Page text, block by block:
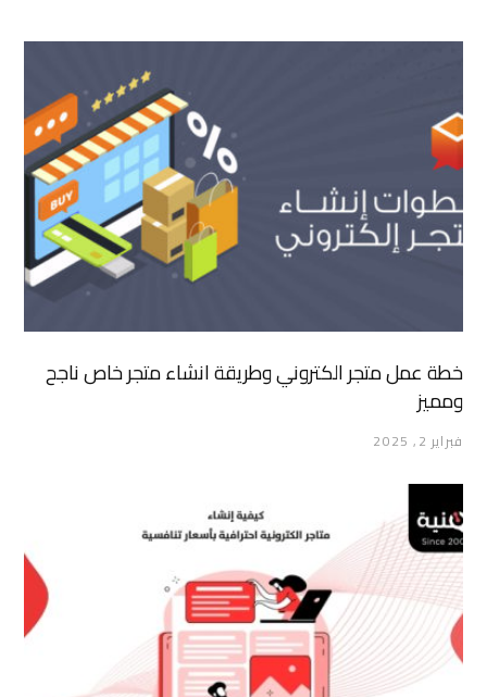
خطة عمل متجر الكتروني وطريقة انشاء متجر خاص ناجح
ومميز
فبراير 2, 2025